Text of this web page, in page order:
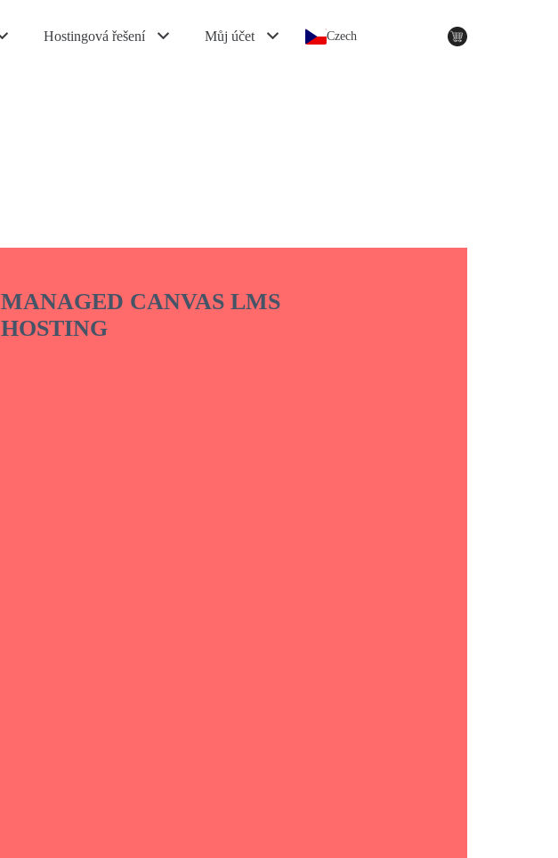
Hostingová řešení Můj účet Czech
MANAGED CANVAS LMS
HOSTING